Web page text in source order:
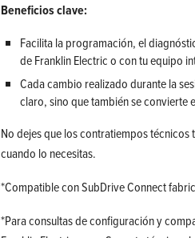
Beneficios clave:
Facilita la programación, el
de Franklin Electric o con tu equipo
Cada cambio realizado durante la
claro, sino que también se convierte
No dejes que los contratiempos técnicos
cuando lo necesitas.
*Compatible con SubDrive Connect
*Para consultas de configuración y